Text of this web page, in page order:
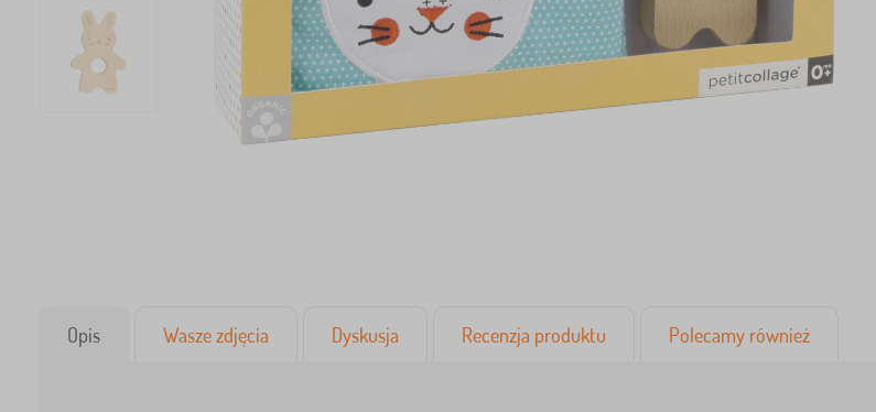
Opis Wasze zdjęcia Dyskusja Recenzja produktu Polecamy również